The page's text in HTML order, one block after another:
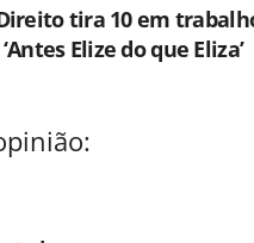
tira 10 em
Elize do que Eliza’